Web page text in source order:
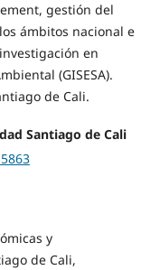
gestión del
ámbitos nacional e
en
(GISESA).
de Cali.
Santiago de Cali
y
de Cali,